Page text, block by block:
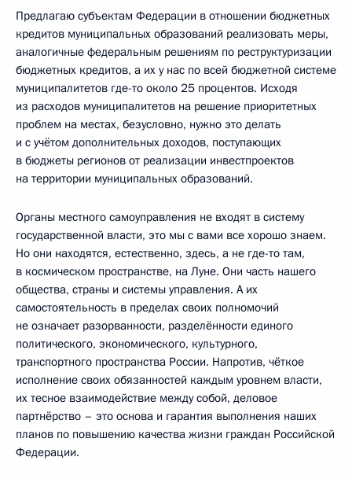
Предлагаю субъектам Федерации в отношении бюджетных
кредитов муниципальных образований реализовать меры,
аналогичные федеральным решениям по реструктуризации
бюджетных кредитов, а их у нас по всей бюджетной системе
муниципалитетов где-то около 25 процентов. Исходя
из расходов муниципалитетов на решение приоритетных
проблем на местах, безусловно, нужно это делать
и с учётом дополнительных доходов, поступающих
в бюджеты регионов от реализации инвестпроектов
на территории муниципальных образований.
Органы местного самоуправления не входят в систему
государственной власти, это мы с вами все хорошо знаем.
Но они находятся, естественно, здесь, а не где-то там,
в космическом пространстве, на Луне. Они часть нашего
общества, страны и системы управления. А их
самостоятельность в пределах своих полномочий
не означает разорванности, разделённости единого
политического, экономического, культурного,
транспортного пространства России. Напротив, чёткое
исполнение своих обязанностей каждым уровнем власти,
их тесное взаимодействие между собой, деловое
партнёрство – это основа и гарантия выполнения наших
планов по повышению качества жизни граждан Российской
Федерации.